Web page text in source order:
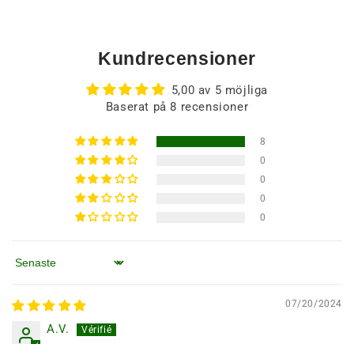
Kundrecensioner
5,00 av 5 möjliga
Baserat på 8 recensioner
8
0
0
0
0
Sortera efter
07/20/2024
A.V.